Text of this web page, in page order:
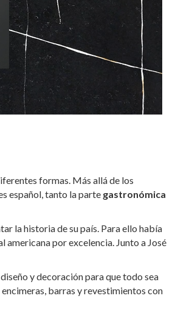
formas. Más allá de los
español, tanto la parte gastronómica
la historia de su país. Para ello había
americana por excelencia. Junto a José
y decoración para que todo sea
barras y revestimientos con